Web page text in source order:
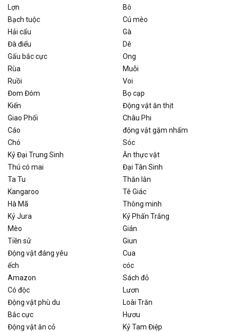
Lợn
Bò
Bạch tuộc
Cú mèo
Hải cẩu
Gà
Đà điểu
Dê
Gấu bắc cực
Ong
Rùa
Muỗi
Ruồi
Voi
Đom Đóm
Bọ cạp
Kiến
Động vật ăn thịt
Giao Phối
Châu Phi
Cáo
động vật gặm nhấm
Chó
Sóc
Kỷ Đại Trung Sinh
Ăn thực vật
Thú có mai
Đại Tân Sinh
Ta Tu
Thằn lằn
Kangaroo
Tê Giác
Hà Mã
Thông minh
Kỷ Jura
Kỷ Phấn Trắng
Mèo
Gián
Tiền sử
Giun
Động vật đáng yêu
Cua
ếch
cóc
Amazon
Sách đỏ
Có độc
Lươn
Động vật phù du
Loài Trăn
Bắc cực
Hươu
Động vật ăn cỏ
Kỷ Tam Điệp